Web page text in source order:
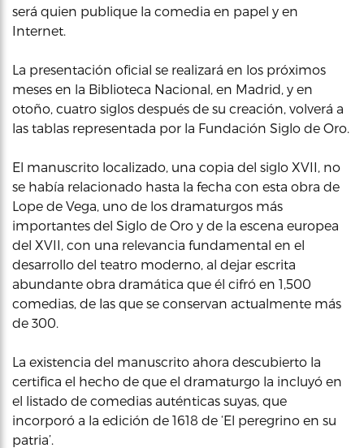
será quien publique la comedia en papel y en
Internet.
La presentación oficial se realizará en los próximos
meses en la Biblioteca Nacional, en Madrid, y en
otoño, cuatro siglos después de su creación, volverá a
las tablas representada por la Fundación Siglo de Oro.
El manuscrito localizado, una copia del siglo XVII, no
se había relacionado hasta la fecha con esta obra de
Lope de Vega, uno de los dramaturgos más
importantes del Siglo de Oro y de la escena europea
del XVII, con una relevancia fundamental en el
desarrollo del teatro moderno, al dejar escrita
abundante obra dramática que él cifró en 1,500
comedias, de las que se conservan actualmente más
de 300.
La existencia del manuscrito ahora descubierto la
certifica el hecho de que el dramaturgo la incluyó en
el listado de comedias auténticas suyas, que
incorporó a la edición de 1618 de ‘El peregrino en su
patria’.